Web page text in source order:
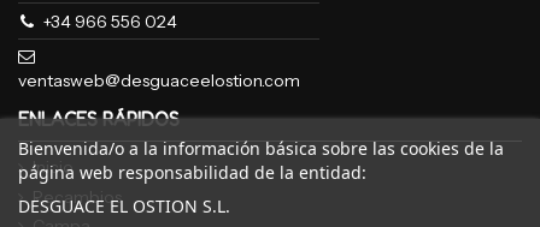
+34 966 556 024
ventasweb@desguaceelostion.com
ENLACES RÁPIDOS
Inicio
Recambios
Bienvenida/o a la información básica sobre las cookies de la
página web responsabilidad de la entidad:
DESGUACE EL OSTION S.L.